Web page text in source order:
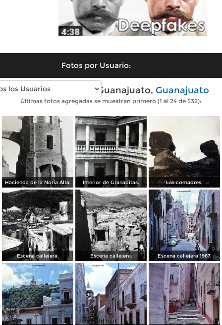
Fotos por Usuario:
Fotos antiguas de Guanajuato, Guanajuato
Últimas fotos agregadas se muestran primero (1 al 24 de 532):
Hacienda de la Noria Alta. Interior de Granaditas. Las comadres.
Escena callejera. Escena callejera. Escena callejera 1967.